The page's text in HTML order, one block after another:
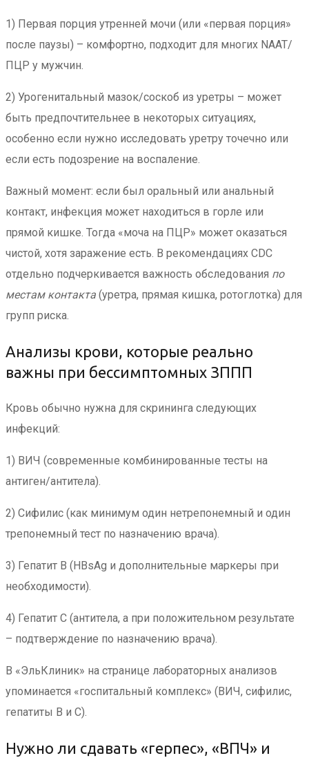
1) Первая порция утренней мочи (или «первая порция»
после паузы) – комфортно, подходит для многих NAAT/
ПЦР у мужчин.
2) Урогенитальный мазок/соскоб из уретры – может
быть предпочтительнее в некоторых ситуациях,
особенно если нужно исследовать уретру точечно или
если есть подозрение на воспаление.
Важный момент: если был оральный или анальный
контакт, инфекция может находиться в горле или
прямой кишке. Тогда «моча на ПЦР» может оказаться
чистой, хотя заражение есть. В рекомендациях CDC
отдельно подчеркивается важность обследования по
местам контакта (уретра, прямая кишка, ротоглотка) для
групп риска.
Анализы крови, которые реально
важны при бессимптомных ЗППП
Кровь обычно нужна для скрининга следующих
инфекций:
1) ВИЧ (современные комбинированные тесты на
антиген/антитела).
2) Сифилис (как минимум один нетрепонемный и один
трепонемный тест по назначению врача).
3) Гепатит B (HBsAg и дополнительные маркеры при
необходимости).
4) Гепатит C (антитела, а при положительном результате
– подтверждение по назначению врача).
В «ЭльКлиник» на странице лабораторных анализов
упоминается «госпитальный комплекс» (ВИЧ, сифилис,
гепатиты B и C).
Нужно ли сдавать «герпес», «ВПЧ» и